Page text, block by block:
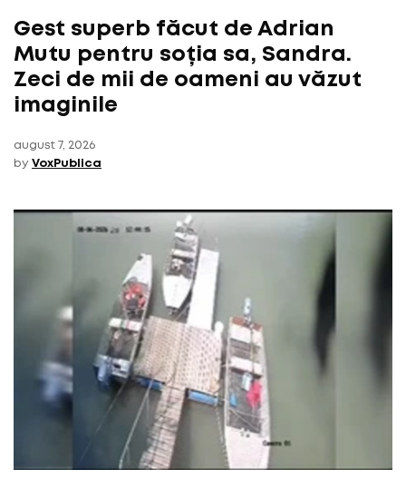
Gest superb făcut de Adrian
Mutu pentru soția sa, Sandra.
Zeci de mii de oameni au văzut
imaginile
august 7, 2026
by VoxPublica